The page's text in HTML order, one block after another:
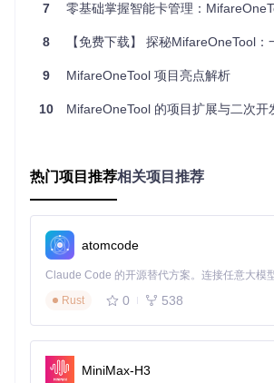
版本。验证设备状态为"就绪"后，方可进行
📌③ 批量写入验证
请将空白卡片放置于
数量为50。系统将自动完成卡片检测→数
所有卡片UID和写入状态的CSV报告。
当校园卡因密钥变更导致原有数据无法读取
联系卡务中心重置，流程通常需要3个工作
eTool的密钥恢复功能可将解决周期缩短至
📌① 密钥池加载
件自动保存的密钥数据库。该数据库记录了
所有卡片密钥信息，默认路径为软件安装目
dat"文件。
AES、DES和3DES加密算法组合，对卡片
测。此过程需保持卡片稳定放置，平均耗
③ 数据恢复验证破解成功后，软件将自
7 零基础掌握智能卡管理：MifareOneTool
8 【免费下载】 探秘MifareOneTool：一站式Windows图形
9 MifareOneTool 项目亮点解析
10 MifareOneTool 的项目扩展与二次开
热门项目推荐相关项目推荐
atomcode
Rust
0 538
MiniMax-H3